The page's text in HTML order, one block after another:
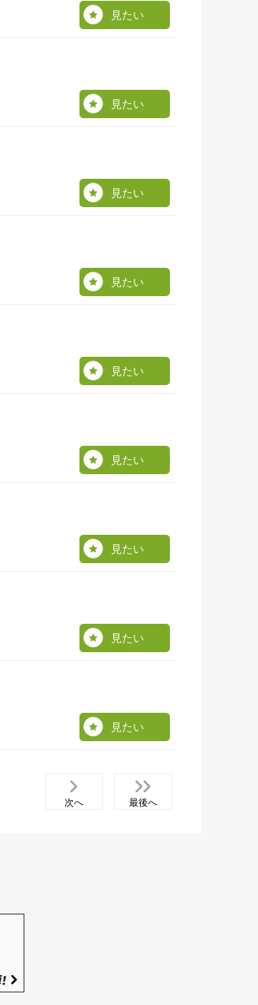
見たい
見たい
見たい
見たい
見たい
見たい
見たい
見たい
見たい
次へ 最後へ